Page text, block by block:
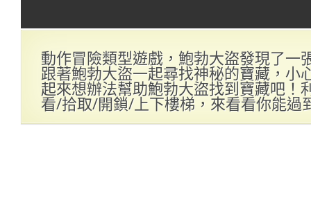
動作冒險類型遊戲，鮑勃大盜發現了一
跟著鮑勃大盜一起尋找神秘的寶藏，小
起來想辦法幫助鮑勃大盜找到寶藏吧！
看/拾取/開鎖/上下樓梯，來看看你能過